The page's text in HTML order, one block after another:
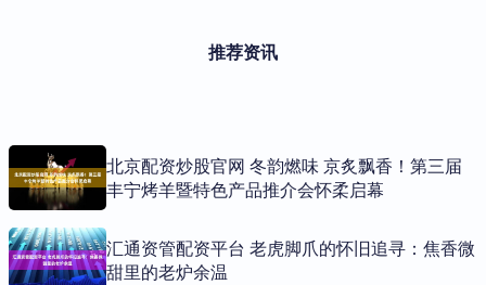
推荐资讯
北京配资炒股官网 冬韵燃味 京炙飘香！第三届
丰宁烤羊暨特色产品推介会怀柔启幕
汇通资管配资平台 老虎脚爪的怀旧追寻：焦香微
甜里的老炉余温